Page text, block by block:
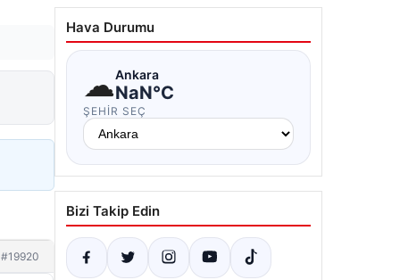
#19920
Hava Durumu
☁Ankara
NaN°C
ŞEHIR SEÇ
Bizi Takip Edin